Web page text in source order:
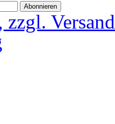
Abonnieren